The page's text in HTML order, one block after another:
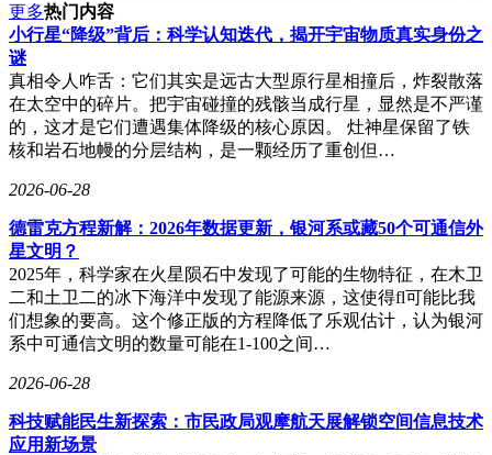
际上，汽油的标号与油品的“纯净度”和“品质”并无关联，标号
所指的是辛烷值，它仅仅表示汽油的抗爆震性能。辛烷值就如
同汽油的“镇定剂”，标号越高，汽油在高压环境下就越“冷
静”，发动机运转起来也就更加平稳。
那么，车主该如何确定自己的爱车应该加几号汽油呢？有两个
简单的方法。一是打开油箱盖，油箱盖内侧通常会明确标注车
特点给出明确的建议。需要注意的是，厂家推荐的油号是经过
严格测试得出的，车主不要自行随意升级或降级油号，以免对
发动机造成损害。
对于广东的车主来说，还需关注油价信息。据了解，下一次油
价调整时间为5月21日24时星期四。
更多热门内容
小行星“降级”背后：科学认知迭代，揭开宇宙物质真实身份之
谜
真相令人咋舌：它们其实是远古大型原行星相撞后，炸裂散落
在太空中的碎片。把宇宙碰撞的残骸当成行星，显然是不严谨
的，这才是它们遭遇集体降级的核心原因。 灶神星保留了铁
核和岩石地幔的分层结构，是一颗经历了重创但…
2026-06-28
德雷克方程新解：2026年数据更新，银河系或藏50个可通信外
星文明？
2025年，科学家在火星陨石中发现了可能的生物特征，在木卫
二和土卫二的冰下海洋中发现了能源来源，这使得fl可能比我
们想象的要高。这个修正版的方程降低了乐观估计，认为银河
系中可通信文明的数量可能在1-100之间…
2026-06-28
科技赋能民生新探索：市民政局观摩航天展解锁空间信息技术
应用新场景